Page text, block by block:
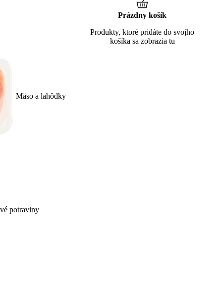
Mäso a lahôdky
potraviny
Prázdny košík
Produkty, ktoré pridáte do svojho
košíka sa zobrazia tu